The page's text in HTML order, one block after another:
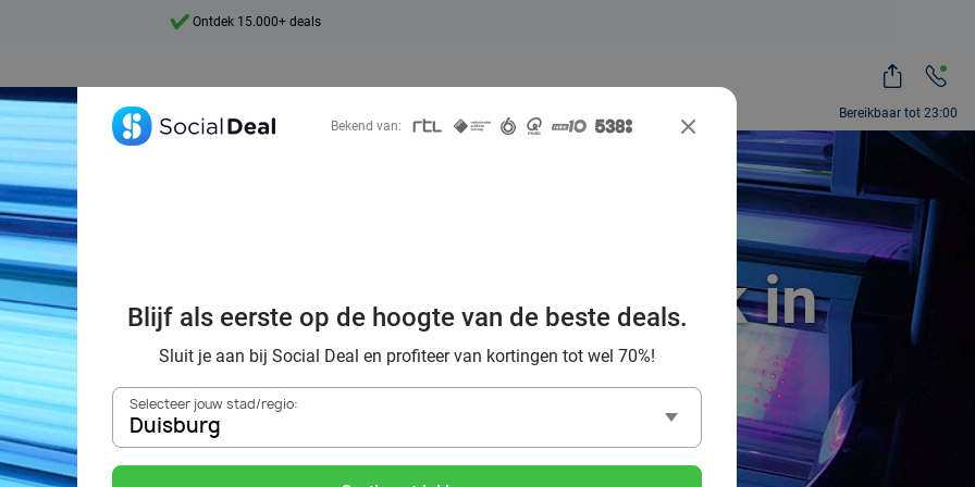
Bereikbaar tot 23:00
Ontdek 15.000+ deals
naar de zonnebank in
Duisburg
Bekend van:
Blijf als eerste op de hoogte van de beste deals.
Sluit je aan bij Social Deal en profiteer van kortingen tot wel 70%!
Selecteer jouw stad/regio:
Duisburg